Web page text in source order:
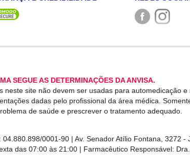
SEGUE AS DETERMINAÇÕES DA ANVISA.
neste site não devem ser usadas para automedicação e
dadas pelo profissional da área médica.
de saúde e prescrever o tratamento adequado.
0001-90 | Av. Senador Atílio Fontana, 3272 -
das 07:00 às 21:00 | Farmacêutico Responsável: